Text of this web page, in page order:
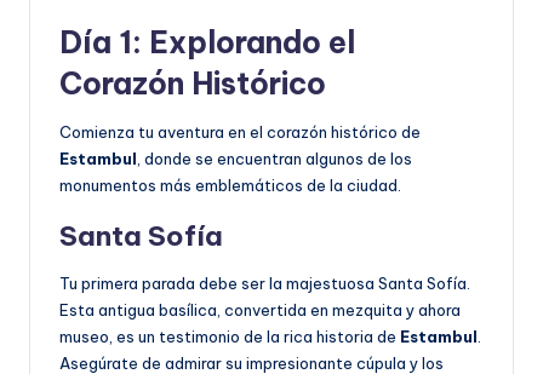
Día 1: Explorando el
Corazón Histórico
Comienza tu aventura en el corazón histórico de
Estambul , donde se encuentran algunos de los
monumentos más emblemáticos de la ciudad.
Santa Sofía
Tu primera parada debe ser la majestuosa Santa Sofía.
Esta antigua basílica, convertida en mezquita y ahora
museo, es un testimonio de la rica historia de Estambul
Asegúrate de admirar su impresionante cúpula y los